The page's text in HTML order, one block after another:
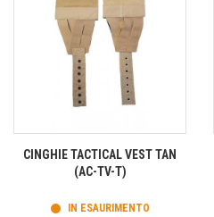
CINGHIE TACTICAL VEST TAN
(AC-TV-T)
IN ESAURIMENTO